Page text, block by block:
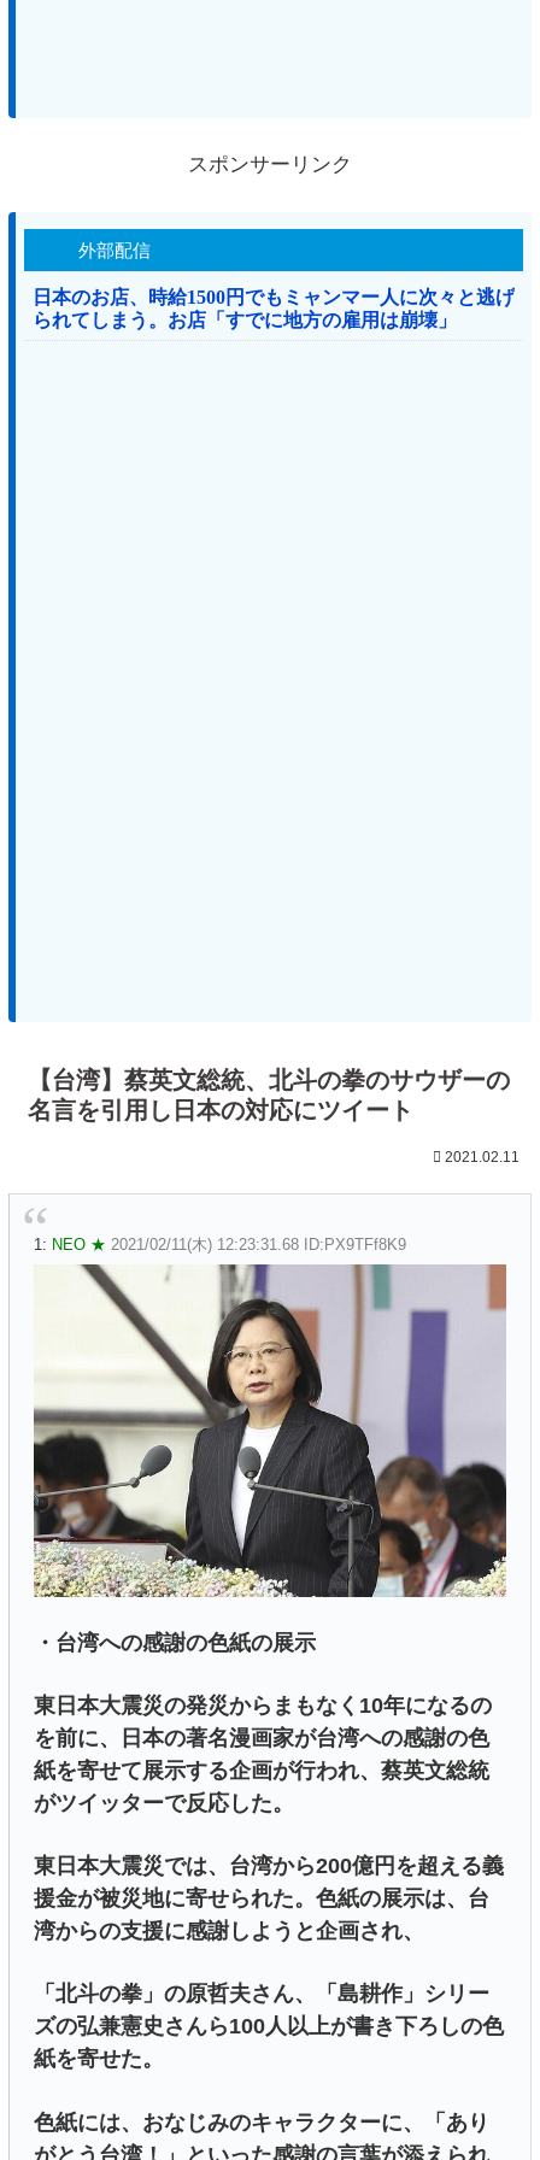
スポンサーリンク
外部配信
日本のお店、時給1500円でもミャンマー人に次々と逃げ
られてしまう。お店「すでに地方の雇用は崩壊」
【台湾】蔡英文総統、北斗の拳のサウザーの
名言を引用し日本の対応にツイート
2021.02.11
1: NEO ★ 2021/02/11(木) 12:23:31.68 ID:PX9TFf8K9
・台湾への感謝の色紙の展示
東日本大震災の発災からまもなく10年になるの
を前に、日本の著名漫画家が台湾への感謝の色
紙を寄せて展示する企画が行われ、蔡英文総統
がツイッターで反応した。
東日本大震災では、台湾から200億円を超える義
援金が被災地に寄せられた。色紙の展示は、台
湾からの支援に感謝しようと企画され、
「北斗の拳」の原哲夫さん、「島耕作」シリー
ズの弘兼憲史さんら100人以上が書き下ろしの色
紙を寄せた。
色紙には、おなじみのキャラクターに、「あり
がとう台湾！」といった感謝の言葉が添えられ